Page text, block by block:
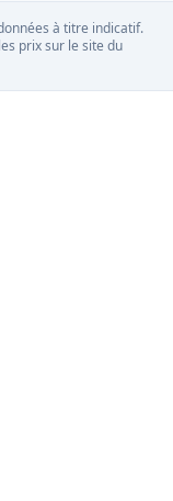
à titre indicatif.
prix sur le site du